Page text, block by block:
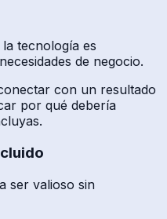
tecnología es
de negocio.
con un resultado
por qué debería
ser valioso sin